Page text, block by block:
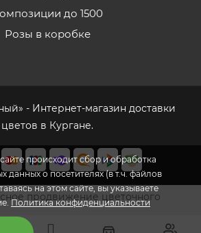
происходит сбор и обработка
данных о посетителях (в т.ч. файлов
на этом сайте, вы указываете
Политика конфиденциальности
до 1500
Розы в коробке
- Интернет-магазин доставки
цветов в Кургане.
продвижение цветочного